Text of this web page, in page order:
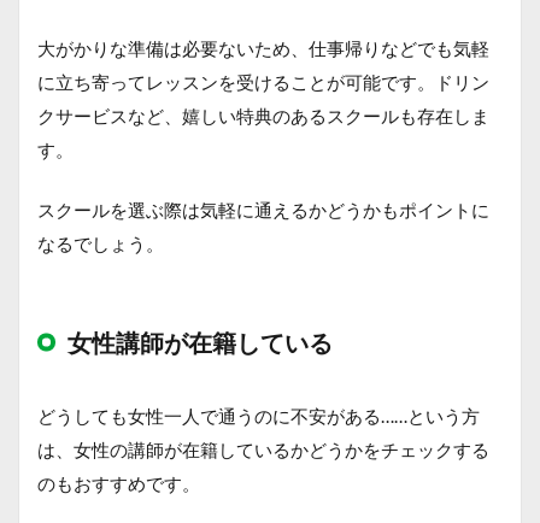
大がかりな準備は必要ないため、仕事帰りなどでも気軽
に立ち寄ってレッスンを受けることが可能です。ドリン
クサービスなど、嬉しい特典のあるスクールも存在しま
す。
スクールを選ぶ際は気軽に通えるかどうかもポイントに
なるでしょう。
女性講師が在籍している
どうしても女性一人で通うのに不安がある……という方
は、女性の講師が在籍しているかどうかをチェックする
のもおすすめです。